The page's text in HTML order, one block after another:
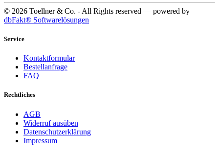
© 2026 Toellner & Co. - All Rights reserved — powered by
dbFakt® Softwarelösungen
Service
Kontaktformular
Bestellanfrage
FAQ
Rechtliches
AGB
Widerruf ausüben
Datenschutzerklärung
Impressum